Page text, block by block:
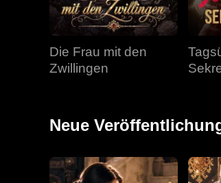
Die Frau mit den
Zwillingen
Neue